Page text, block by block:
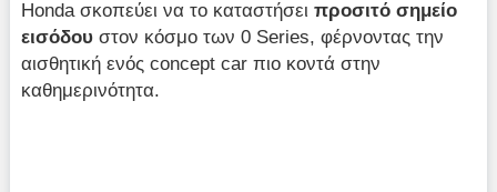
Honda σκοπεύει να το καταστήσειπροσιτό σημείο
εισόδου στον κόσμο των 0 Series, φέρνοντας την
αισθητική ενός concept car πιο κοντά στην
καθημερινότητα.